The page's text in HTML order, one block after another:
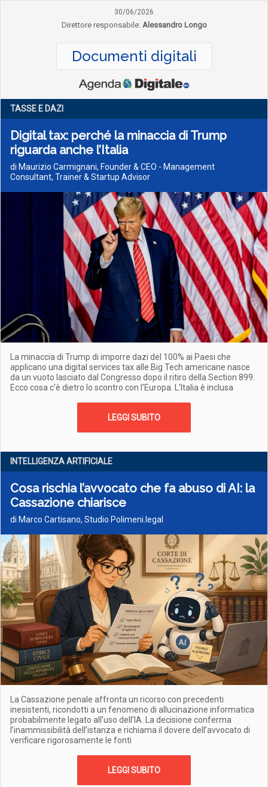
30/06/2026
Direttore responsabile: Alessandro Longo
Documenti digitali
TASSE E DAZI
Digital tax: perché la minaccia di Trump
riguarda anche l’Italia
di Maurizio Carmignani, Founder & CEO - Management
Consultant, Trainer & Startup Advisor
La minaccia di Trump di imporre dazi del 100% ai Paesi che
applicano una digital services tax alle Big Tech americane nasce
da un vuoto lasciato dal Congresso dopo il ritiro della Section 899.
Ecco cosa c'è dietro lo scontro con l'Europa. L'Italia è inclusa
LEGGI SUBITO
INTELLIGENZA ARTIFICIALE
Cosa rischia l’avvocato che fa abuso di AI: la
Cassazione chiarisce
di Marco Cartisano, Studio Polimeni.legal
La Cassazione penale affronta un ricorso con precedenti
inesistenti, ricondotti a un fenomeno di allucinazione informatica
probabilmente legato all’uso dell’IA. La decisione conferma
l’inammissibilità dell’istanza e richiama il dovere dell’avvocato di
verificare rigorosamente le fonti
LEGGI SUBITO